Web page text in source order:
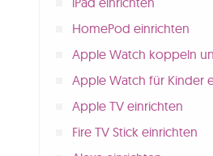
HomePod einrichten
Apple Watch koppeln
Apple Watch für Kinder
Apple TV einrichten
Fire TV Stick einrichten